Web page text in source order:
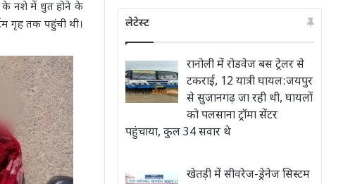
के नशे में धुत होने के
गृह तक पहुंची थी।
लेटेस्ट
रानोली में रोडवेज बस ट्रेलर से
टकराई, 12 यात्री घायल:जयपुर
से सुजानगढ़ जा रही थी, घायलों
को पलसाना ट्रॉमा सेंटर
पहुंचाया, कुल 34 सवार थे
खेतड़ी में सीवरेज-ड्रेनेज सिस्टम